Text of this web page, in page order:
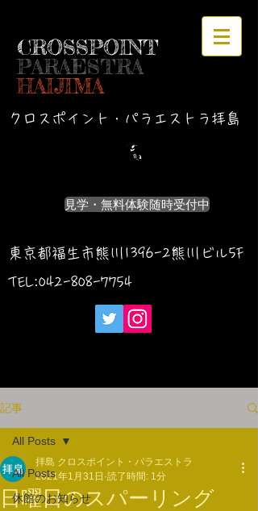
CROSSPOINT
PARAESTRA
HAIJIMA
クロスポイント・パラエストラ拝島
見学・無料体験随時受付中
東京都福生市熊川1396-2熊川ビル5F
TEL:042-808-7754
記事
All Posts
休館のお知らせ
All Posts
日曜日のスパーリング
拝島 クロスポイント・パラエストラ
2021年1月31日 読了時間: 1分